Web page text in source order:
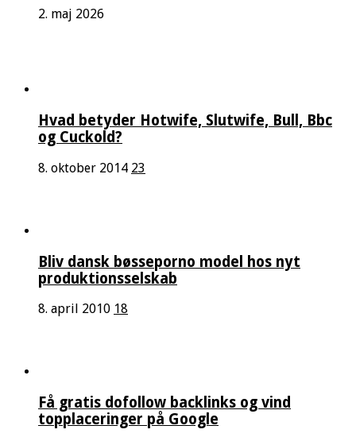
2. maj 2026
Hvad betyder Hotwife, Slutwife, Bull, Bbc
og Cuckold?
8. oktober 2014 23
Bliv dansk bøsseporno model hos nyt
produktionsselskab
8. april 2010 18
Få gratis dofollow backlinks og vind
topplaceringer på Google